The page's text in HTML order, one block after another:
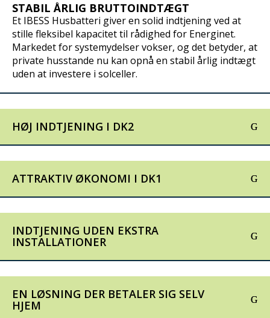
STABIL ÅRLIG BRUTTOINDTÆGT
Et IBESS Husbatteri giver en solid indtjening ved at
stille fleksibel kapacitet til rådighed for Energinet.
Markedet for systemydelser vokser, og det betyder, at
private husstande nu kan opnå en stabil årlig indtægt
uden at investere i solceller.
HØJ INDTJENING I DK2
ATTRAKTIV ØKONOMI I DK1
INDTJENING UDEN EKSTRA
INSTALLATIONER
EN LØSNING DER BETALER SIG SELV
HJEM